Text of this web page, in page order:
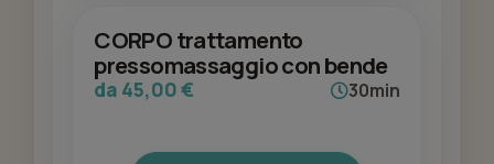
CORPO trattamento
pressomassaggio con bende
da 45,00 € 30min